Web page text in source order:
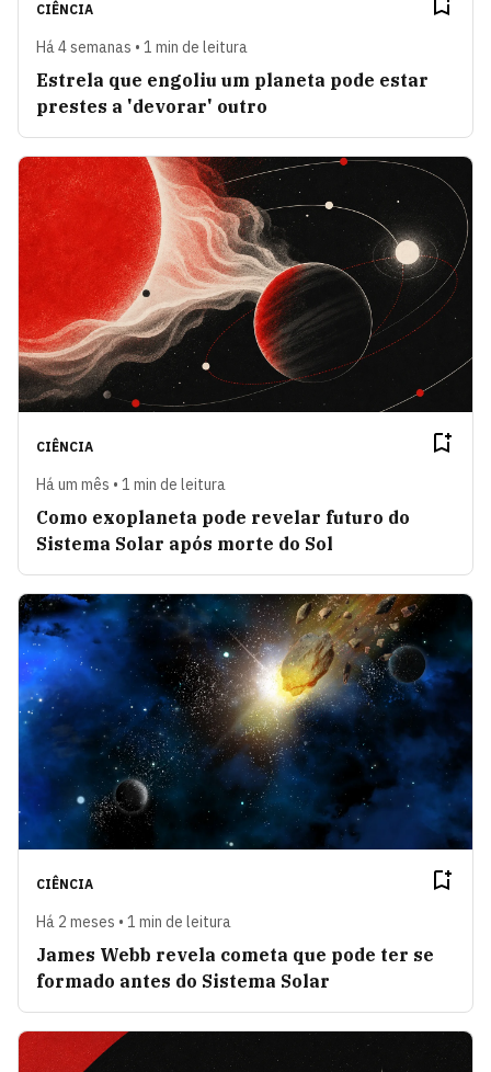
CIÊNCIA
Há 4 semanas • 1 min de leitura
Estrela que engoliu um planeta pode estar
prestes a 'devorar' outro
CIÊNCIA
Há um mês • 1 min de leitura
Como exoplaneta pode revelar futuro do
Sistema Solar após morte do Sol
CIÊNCIA
Há 2 meses • 1 min de leitura
James Webb revela cometa que pode ter se
formado antes do Sistema Solar